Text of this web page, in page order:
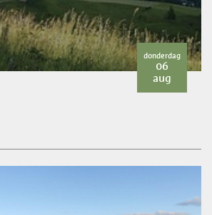
donderdag
06
aug